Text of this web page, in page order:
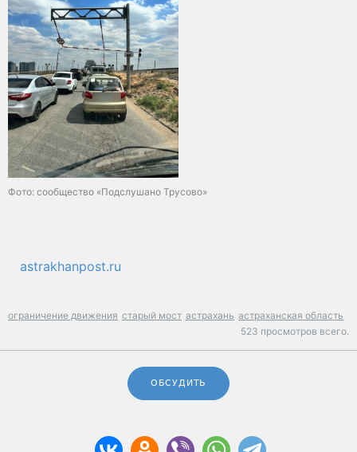
Фото: сообщество «Подслушано Трусово»
astrakhanpost.ru
ограничение движения старый мост астрахань астраханская область
523 просмотров всего.
ОБСУДИТЬ